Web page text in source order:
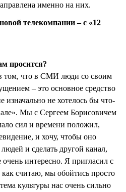
именно на них.
телекомпании – с «12
просится?
том, что в СМИ люди со своим
– это основное средство
изначально не хотелось бы что-
Мы с Сергеем Борисовичем
сил и времени положил,
и хочу, чтобы оно
и сделать другой канал,
интересно. Я пригласил с
как считаю, мы обойтись просто
культуры нас очень сильно